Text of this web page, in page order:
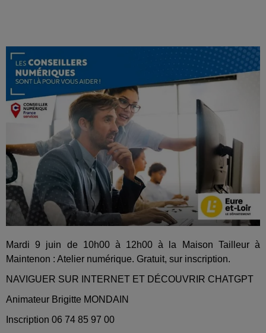
Mardi 9 juin de 10h00 à 12h00 à la Maison Tailleur à
Maintenon : Atelier numérique. Gratuit, sur inscription.
NAVIGUER SUR INTERNET ET DÉCOUVRIR CHATGPT
Animateur Brigitte MONDAIN
Inscription 06 74 85 97 00